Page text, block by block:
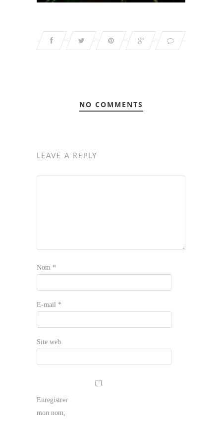
NO COMMENTS
LEAVE A REPLY
Nom *
E-mail *
Site web
Enregistrer
mon nom,